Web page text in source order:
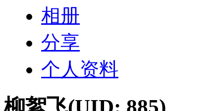
相册
分享
个人资料